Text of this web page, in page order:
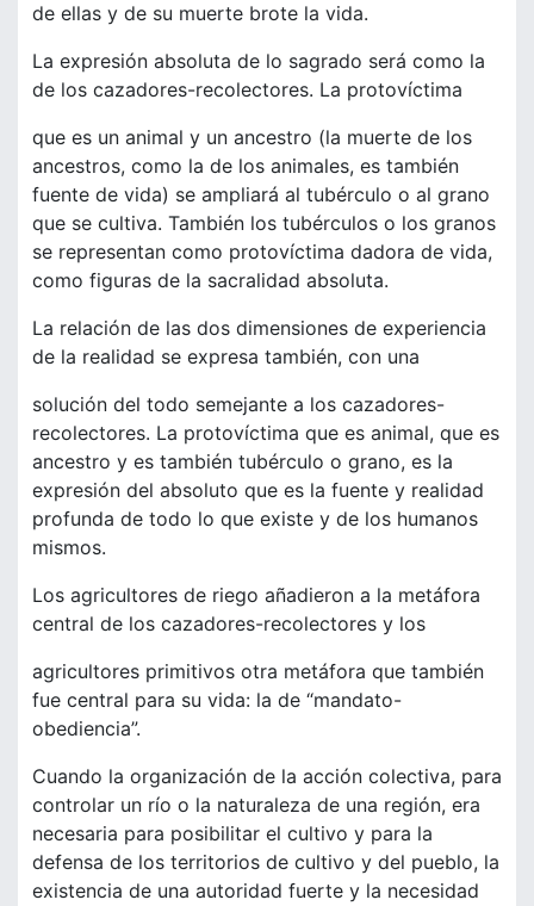
de ellas y de su muerte brote la vida.
La expresión absoluta de lo sagrado será como la
de los cazadores-recolectores. La protovíctima
que es un animal y un ancestro (la muerte de los
ancestros, como la de los animales, es también
fuente de vida) se ampliará al tubérculo o al grano
que se cultiva. También los tubérculos o los granos
se representan como protovíctima dadora de vida,
como figuras de la sacralidad absoluta.
La relación de las dos dimensiones de experiencia
de la realidad se expresa también, con una
solución del todo semejante a los cazadores-
recolectores. La protovíctima que es animal, que es
ancestro y es también tubérculo o grano, es la
expresión del absoluto que es la fuente y realidad
profunda de todo lo que existe y de los humanos
mismos.
Los agricultores de riego añadieron a la metáfora
central de los cazadores-recolectores y los
agricultores primitivos otra metáfora que también
fue central para su vida: la de “mandato-
obediencia”.
Cuando la organización de la acción colectiva, para
controlar un río o la naturaleza de una región, era
necesaria para posibilitar el cultivo y para la
defensa de los territorios de cultivo y del pueblo, la
existencia de una autoridad fuerte y la necesidad